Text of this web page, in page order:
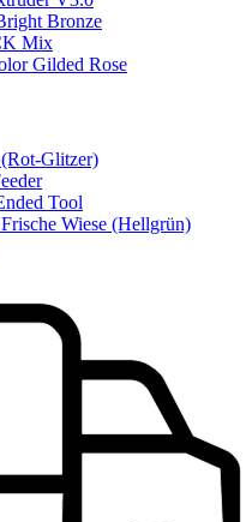
Bronze
Mix
Gilded Rose
Glitzer)
Tool
Wiese (Hellgrün)